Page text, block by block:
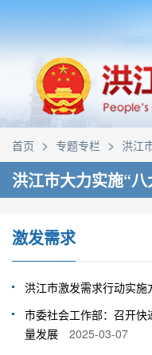
首页 > 专题专栏 > 洪江
洪江市大力实施“八
激发需求
洪江市激发需求行动实施
市委社会工作部：召开
量发展
2025-03-07